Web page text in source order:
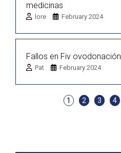
medicinas
lore February 2024
Fallos en Fiv ovodonación
Pat February 2024
1 2 3 4